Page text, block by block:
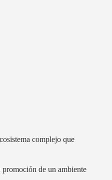
complejo que
de un ambiente